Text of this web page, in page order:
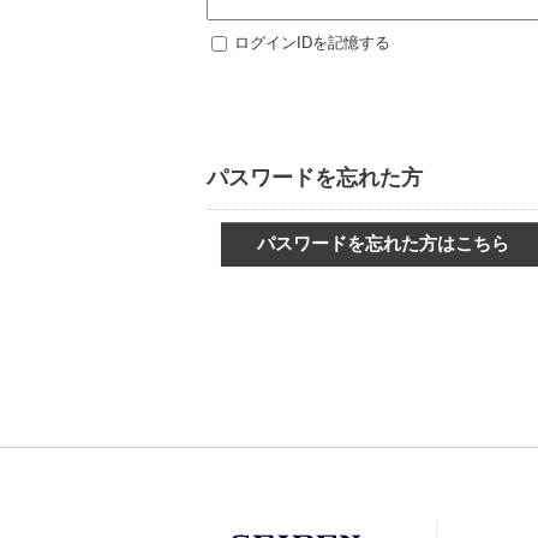
ログインIDを記憶する
パスワードを忘れた方
パスワードを忘れた方はこちら